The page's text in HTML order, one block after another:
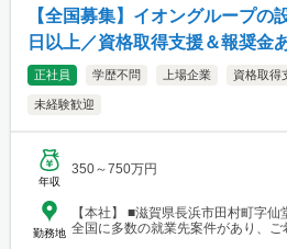
【全国募集】イオングループの
日以上／資格取得支援＆報奨金
正社員 学歴不問 上場企業 資格取得
未経験歓迎
年収
350～750万円
勤務地
【本社】 ■滋賀県長浜市田村町字
全国に多数の就業先案件があり、ご